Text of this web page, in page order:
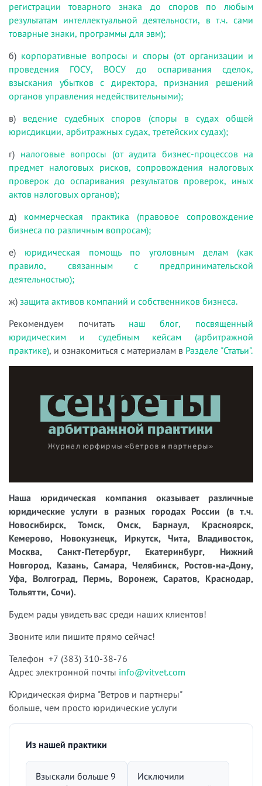
регистрации товарного знака до споров по любым
результатам интеллектуальной деятельности, в т.ч. сами
товарные знаки, программы для эвм);
б) корпоративные вопросы и споры (от организации и
проведения ГОСУ, ВОСУ до оспаривания сделок,
взыскания убытков с директора, признания решений
органов управления недействительными);
в) ведение судебных споров (споры в судах общей
юрисдикции, арбитражных судах, третейских судах);
г) налоговые вопросы (от аудита бизнес-процессов на
предмет налоговых рисков, сопровождения налоговых
проверок до оспаривания результатов проверок, иных
актов налоговых органов);
д) коммерческая практика (правовое сопровождение
бизнеса по различным вопросам);
е) юридическая помощь по уголовным делам (как
правило, связанным с предпринимательской
деятельностью);
ж) защита активов компаний и собственников бизнеса.
Рекомендуем почитать наш блог, посвященный
юридическим и судебным кейсам (арбитражной
практике), и ознакомиться с материалам в Разделе "Статьи".
Наша юридическая компания оказывает различные
юридические услуги в разных городах России (в т.ч.
Новосибирск, Томск, Омск, Барнаул, Красноярск,
Кемерово, Новокузнецк, Иркутск, Чита, Владивосток,
Москва, Санкт-Петербург, Екатеринбург, Нижний
Новгород, Казань, Самара, Челябинск, Ростов-на-Дону,
Уфа, Волгоград, Пермь, Воронеж, Саратов, Краснодар,
Тольятти, Сочи).
Будем рады увидеть вас среди наших клиентов!
Звоните или пишите прямо сейчас!
Телефон +7 (383) 310-38-76
Адрес электронной почты info@vitvet.com
Юридическая фирма "Ветров и партнеры"
больше, чем просто юридические услуги
Из нашей практики
Взыскали больше 9
Исключили